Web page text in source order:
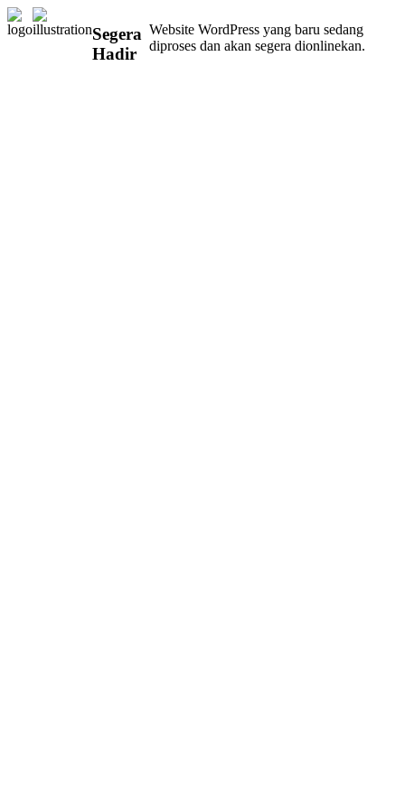
Segera
Hadir
Website WordPress yang baru sedang
diproses dan akan segera dionlinekan.